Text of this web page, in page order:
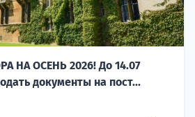
НА ОСЕНЬ 2026! До 14.07
документы на пост...